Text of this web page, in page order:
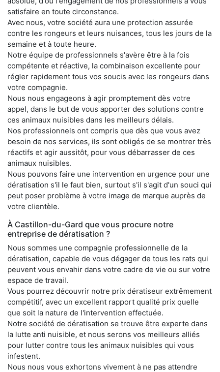
satisfaire en toute circonstance.
Avec nous, votre société aura une protection assurée
contre les rongeurs et leurs nuisances, tous les jours de la
semaine et à toute heure.
Notre équipe de professionnels s'avère être à la fois
compétente et réactive, la combinaison excellente pour
régler rapidement tous vos soucis avec les rongeurs dans
votre compagnie.
Nous nous engageons à agir promptement dès votre
appel, dans le but de vous apporter des solutions contre
ces animaux nuisibles dans les meilleurs délais.
Nos professionnels ont compris que dès que vous avez
besoin de nos services, ils sont obligés de se montrer très
réactifs et agir aussitôt, pour vous débarrasser de ces
animaux nuisibles.
Nous pouvons faire une intervention en urgence pour une
dératisation s'il le faut bien, surtout s'il s'agit d'un souci qui
peut poser problème à votre image de marque auprès de
votre clientèle.
À Castillon-du-Gard que vous procure notre
entreprise de dératisation ?
Nous sommes une compagnie professionnelle de la
dératisation, capable de vous dégager de tous les rats qui
peuvent vous envahir dans votre cadre de vie ou sur votre
espace de travail.
Vous pourrez découvrir notre prix dératiseur extrêmement
compétitif, avec un excellent rapport qualité prix quelle
que soit la nature de l'intervention effectuée.
Notre société de dératisation se trouve être experte dans
la lutte anti nuisible, et nous serons vos meilleurs alliés
pour lutter contre tous les animaux nuisibles qui vous
infestent.
Nous nous vous exhortons vivement à ne pas attendre